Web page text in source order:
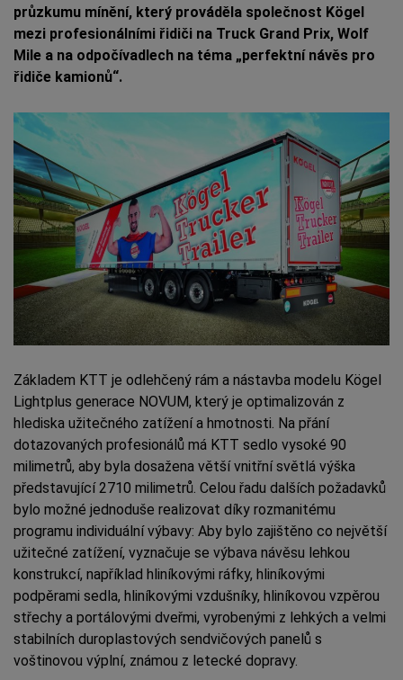
průzkumu mínění, který prováděla společnost Kögel
mezi profesionálními řidiči na Truck Grand Prix, Wolf
Mile a na odpočívadlech na téma „perfektní návěs pro
řidiče kamionů“.
Základem KTT je odlehčený rám a nástavba modelu Kögel
Lightplus generace NOVUM, který je optimalizován z
hlediska užitečného zatížení a hmotnosti. Na přání
dotazovaných profesionálů má KTT sedlo vysoké 90
milimetrů, aby byla dosažena větší vnitřní světlá výška
představující 2710 milimetrů. Celou řadu dalších požadavků
bylo možné jednoduše realizovat díky rozmanitému
programu individuální výbavy: Aby bylo zajištěno co největší
užitečné zatížení, vyznačuje se výbava návěsu lehkou
konstrukcí, například hliníkovými ráfky, hliníkovými
podpěrami sedla, hliníkovými vzdušníky, hliníkovou vzpěrou
střechy a portálovými dveřmi, vyrobenými z lehkých a velmi
stabilních duroplastových sendvičových panelů s
voštinovou výplní, známou z letecké dopravy.